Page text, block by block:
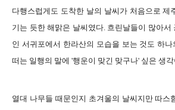
다행스럽게도 도착한 날의 날씨가 처음으로 제
기는 듯한 해맑은 날씨였다. 흐린날들이 많아서
인 서귀포에서 한라산의 모습을 보는 것도 하
떠는 일행의 말에 '행운이 맞긴 맞구나' 싶은 생
열대 나무들 때문인지 초겨울의 날씨지만 따스